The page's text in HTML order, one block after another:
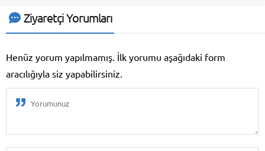
Ziyaretçi Yorumları
Henüz yorum yapılmamış. İlk yorumu aşağıdaki form
aracılığıyla siz yapabilirsiniz.